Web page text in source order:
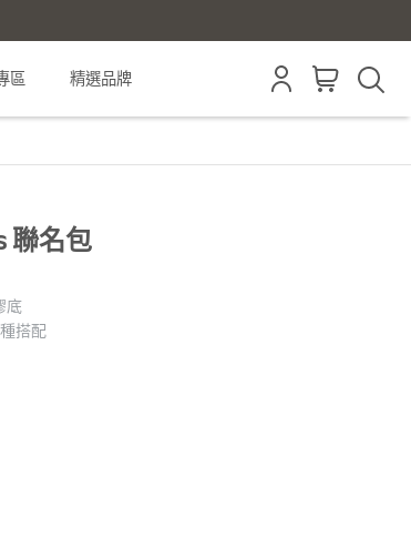
區 精選品牌
聯名包
底
搭配